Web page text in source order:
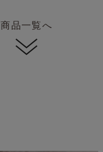
商品一覧へ